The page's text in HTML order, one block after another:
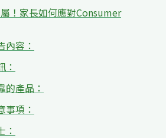
！家長如何應對Consumer
內容：
的產品：
事項：